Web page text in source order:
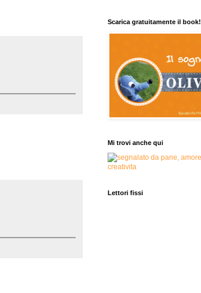
Scarica gratuitamente il book!
Mi trovi anche qui
Lettori fissi